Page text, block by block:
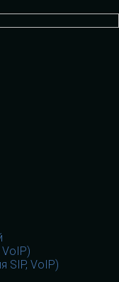
VoIP)
SIP, VoIP)